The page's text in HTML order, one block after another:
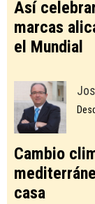
Así
marcas
el Mundial
Cambio
casa